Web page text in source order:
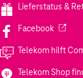
Lieferstatus &
Facebook(Wird
Telekom hilft
Telekom Shop